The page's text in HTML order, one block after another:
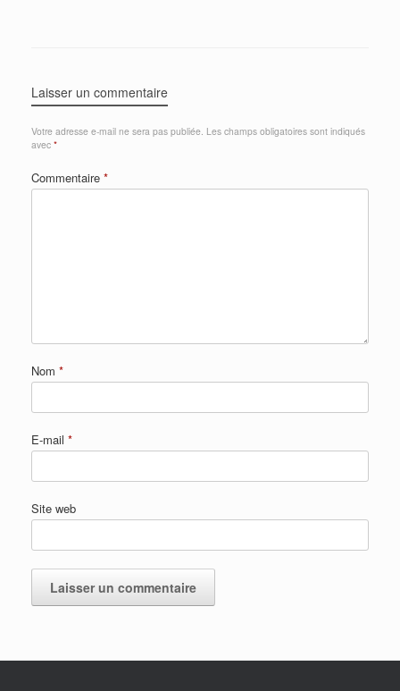
Laisser un commentaire
Votre adresse e-mail ne sera pas publiée. Les champs obligatoires sont indiqués
avec *
Commentaire *
Nom *
E-mail *
Site web